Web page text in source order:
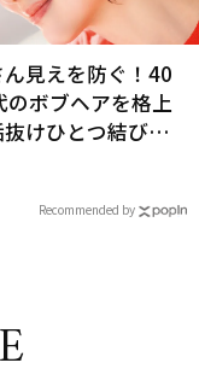
見えを防ぐ！40
のボブヘアを格上
けひとつ結び】
Recommended by